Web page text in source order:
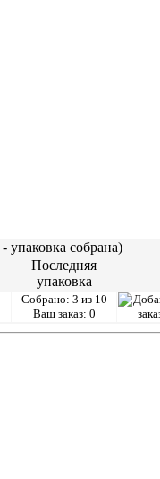
- упаковка собрана)
Последняя
упаковка
Собрано: 3 из 10
Ваш заказ: 0